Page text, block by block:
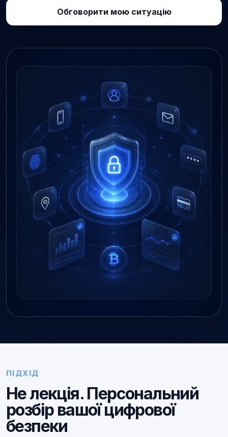
Обговорити мою ситуацію
ПІДХІД
Не лекція. Персональний
розбір вашої цифрової
безпеки